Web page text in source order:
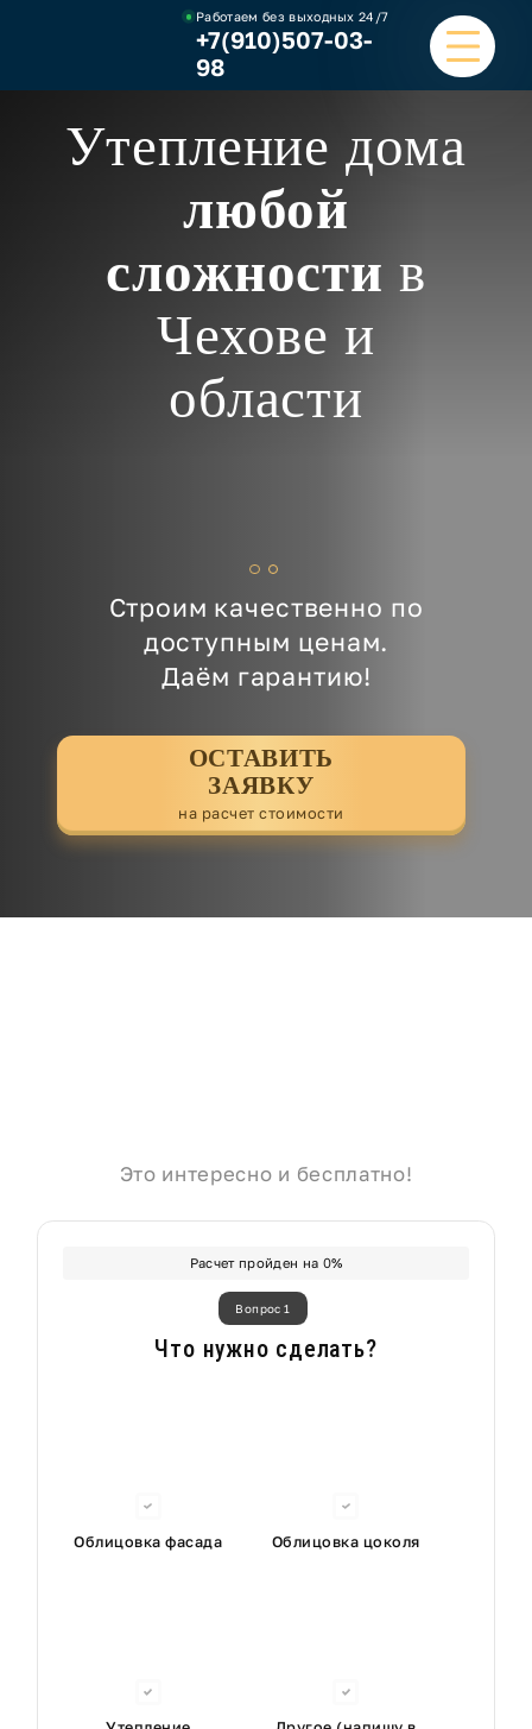
Работаем без выходных24/7
+7(910)507-03-
98
ГЛАВНАЯ
НАШИ РАБОТЫ
Утепление дома
любой
сложности в
Чехове и
области
Строим качественно по
доступным ценам.
Даём гарантию!
ОСТАВИТЬ
ЗАЯВКУ
на расчет стоимости
Это интересно и бесплатно!
Расчет пройден на 0%
Вопрос 1
Что нужно сделать?
Облицовка фасада Облицовка цоколя